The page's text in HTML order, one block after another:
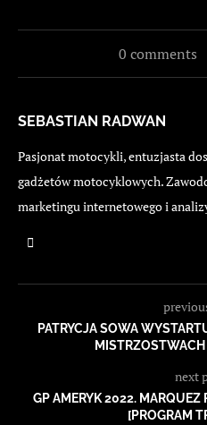
0 comments
SEBASTIAN RADWAN
Pasjonat motocykli, entuzjasta
gadżetów motocyklowych.
marketingu internetowego i
PATRYCJA SOWA
next
GP AMERYK 2022.
[PROGRAM